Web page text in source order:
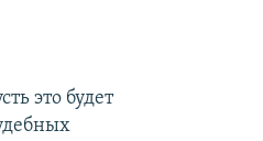
это будет